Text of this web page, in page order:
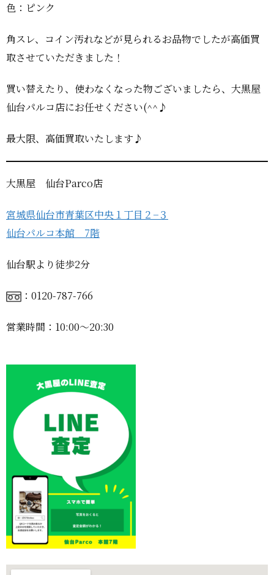
色：ピンク
角スレ、コイン汚れなどが見られるお品物でしたが高価買
取させていただきました！
買い替えたり、使わなくなった物ございましたら、大黒屋
仙台パルコ店にお任せください(^^♪
最大限、高価買取いたします♪
大黒屋 仙台Parco店
宮城県仙台市青葉区中央１丁目２−３
仙台パルコ本館 7階
仙台駅より徒歩2分
：0120-787-766
営業時間：10:00〜20:30